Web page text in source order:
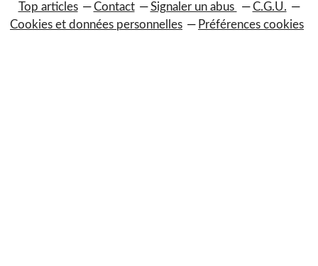
Top articles
Contact Signaler un abus
C.G.U.
Cookies et données personnelles
Préférences cookies